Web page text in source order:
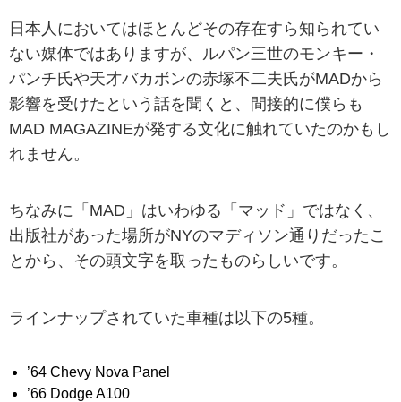
日本人においてはほとんどその存在すら知られてい
ない媒体ではありますが、ルパン三世のモンキー・
パンチ氏や天才バカボンの赤塚不二夫氏がMADから
影響を受けたという話を聞くと、間接的に僕らも
MAD MAGAZINEが発する文化に触れていたのかもし
れません。
ちなみに「MAD」はいわゆる「マッド」ではなく、
出版社があった場所がNYのマディソン通りだったこ
とから、その頭文字を取ったものらしいです。
ラインナップされていた車種は以下の5種。
’64 Chevy Nova Panel
’66 Dodge A100